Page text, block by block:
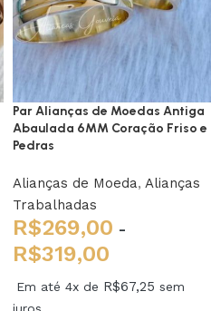
Par Alianças de Moedas Antiga
Abaulada 6MM Coração Friso e
Pedras
Alianças de Moeda, Alianças
Trabalhadas
R$269,00 -
R$319,00
Em até 4x de R$67,25 sem